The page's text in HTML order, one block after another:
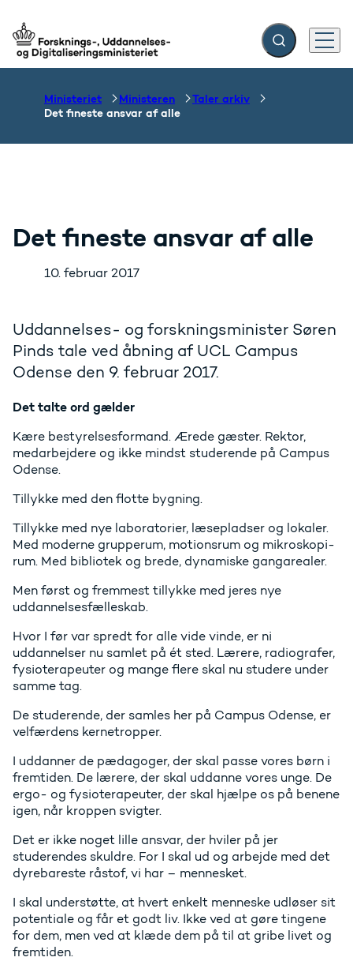
Gå til forsiden Fold søgefelt ud
Menu
Ministeriet Ministeren
Taler arkiv
Det fineste ansvar af alle
Det fineste ansvar af alle
10. februar 2017
Uddannelses- og forskningsminister Søren
Pinds tale ved åbning af UCL Campus
Odense den 9. februar 2017.
Det talte ord gælder
Kære bestyrelsesformand. Ærede gæster. Rektor,
medarbejdere og ikke mindst studerende på Campus
Odense.
Tillykke med den flotte bygning.
Tillykke med nye laboratorier, læsepladser og lokaler.
Med moderne grupperum, motionsrum og mikroskopi-
rum. Med bibliotek og brede, dynamiske gangarealer.
Men først og fremmest tillykke med jeres nye
uddannelsesfælleskab.
Hvor I før var spredt for alle vide vinde, er ni
uddannelser nu samlet på ét sted. Lærere, radiografer,
fysioterapeuter og mange flere skal nu studere under
samme tag.
De studerende, der samles her på Campus Odense, er
velfærdens kernetropper.
I uddanner de pædagoger, der skal passe vores børn i
fremtiden. De lærere, der skal uddanne vores unge. De
ergo- og fysioterapeuter, der skal hjælpe os på benene
igen, når kroppen svigter.
Det er ikke noget lille ansvar, der hviler på jer
studerendes skuldre. For I skal ud og arbejde med det
dyrebareste råstof, vi har – mennesket.
I skal understøtte, at hvert enkelt menneske udløser sit
potentiale og får et godt liv. Ikke ved at gøre tingene
for dem, men ved at klæde dem på til at gribe livet og
fremtiden.